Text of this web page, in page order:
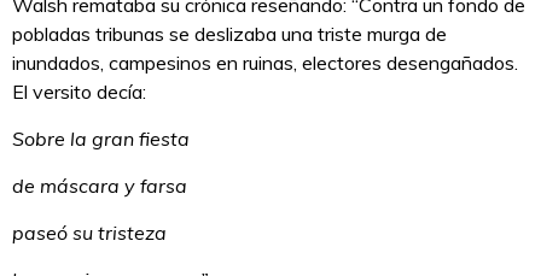
pobladas tribunas se deslizaba una triste murga de
inundados, campesinos en ruinas, electores desengañados.
El versito decía:
Sobre la gran fiesta
de máscara y farsa
paseó su tristeza